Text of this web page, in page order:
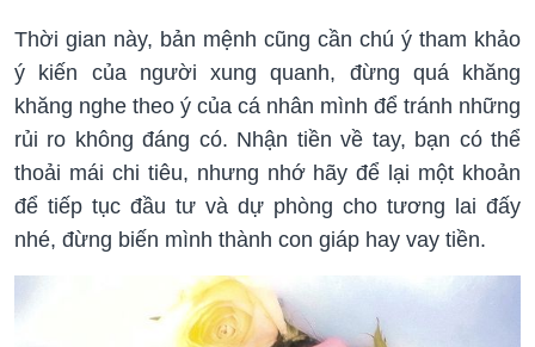
Thời gian này, bản mệnh cũng cần chú ý tham khảo
ý kiến của người xung quanh, đừng quá khăng
khăng nghe theo ý của cá nhân mình để tránh những
rủi ro không đáng có. Nhận tiền về tay, bạn có thể
thoải mái chi tiêu, nhưng nhớ hãy để lại một khoản
để tiếp tục đầu tư và dự phòng cho tương lai đấy
nhé, đừng biến mình thành con giáp hay vay tiền.